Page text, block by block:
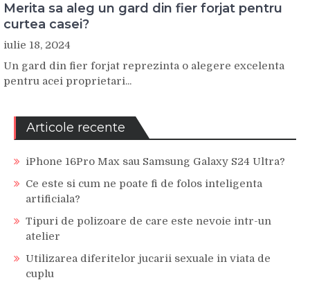
Merita sa aleg un gard din fier forjat pentru
curtea casei?
iulie 18, 2024
Un gard din fier forjat reprezinta o alegere excelenta
pentru acei proprietari...
Articole recente
iPhone 16Pro Max sau Samsung Galaxy S24 Ultra?
Ce este si cum ne poate fi de folos inteligenta
artificiala?
Tipuri de polizoare de care este nevoie intr-un
atelier
Utilizarea diferitelor jucarii sexuale in viata de
cuplu